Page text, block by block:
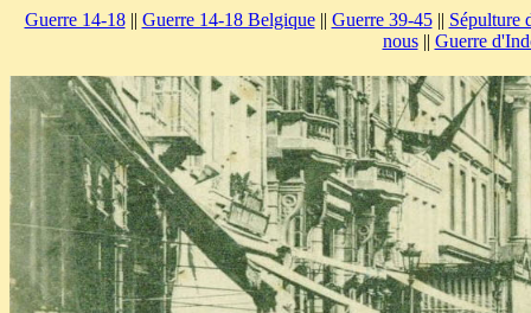
Guerre 14-18|| Guerre 14-18 Belgique|| Guerre 39-45|| Sépulture
nous|| Guerre